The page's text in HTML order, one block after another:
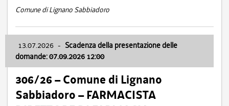
Comune di Lignano Sabbiadoro
13.07.2026 - Scadenza della presentazione delle
domande: 07.09.2026 12:00
306/26 – Comune di Lignano
Sabbiadoro – FARMACISTA